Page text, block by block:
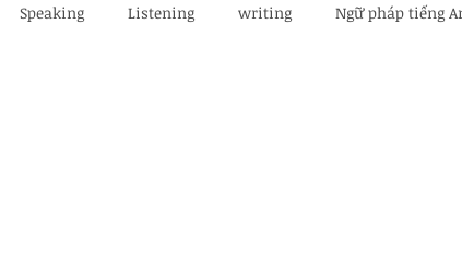
Speaking Listening writing Ngữ pháp tiếng